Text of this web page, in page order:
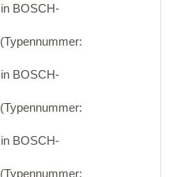
in BOSCH-
(Typennummer:
in BOSCH-
(Typennummer:
in BOSCH-
(Typennummer: